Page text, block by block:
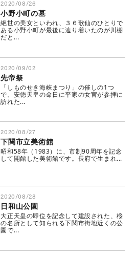
2020/08/26
小野小町の墓
絶世の美女といわれ、３６歌仙のひとりで
ある小野小町が最後に辿り着いたのが川棚
だと...
2020/09/02
先帝祭
「しものせき海峡まつり」の催しの1つ
で、安徳天皇の命日に平家の女官が参拝に
訪れた...
2020/08/27
下関市立美術館
昭和58年（1983）に、市制90周年を記念
して開館した美術館です。長府で生まれ...
2020/08/28
日和山公園
大正天皇の即位を記念して建設された、桜
の名所として知られる下関市街地近くの公
園で...